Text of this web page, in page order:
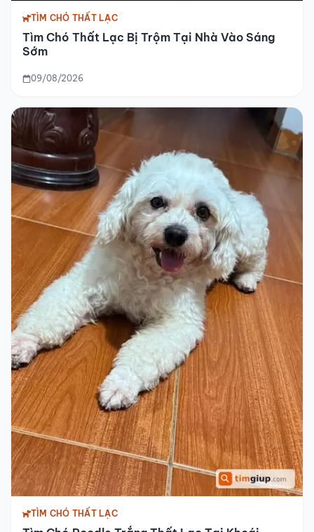
TÌM CHÓ THẤT LẠC
Tìm Chó Thất Lạc Bị Trộm Tại Nhà Vào Sáng
Sớm
09/08/2026
TÌM CHÓ THẤT LẠC